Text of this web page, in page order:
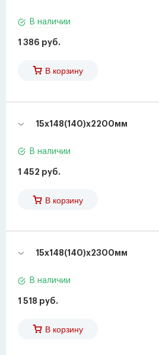
В наличии
1 386 руб.
В корзину
15х148(140)х2200мм
В наличии
1 452 руб.
В корзину
15х148(140)х2300мм
В наличии
1 518 руб.
В корзину